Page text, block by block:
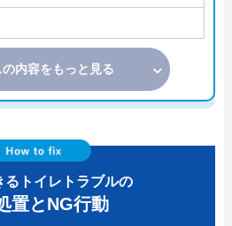
内容をもっと見る
るトイレトラブルの
置とNG行動